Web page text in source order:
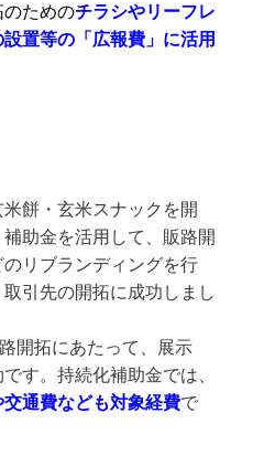
のためのチラシやリーフレ
置等の「広報費」 に活用
餅・玄米スナックを開
助金を活用して、販路開
リブランディングを行
引先の開拓に成功しまし
開拓にあたって、展示
す。持続化補助金では、
交通費なども対象経費で